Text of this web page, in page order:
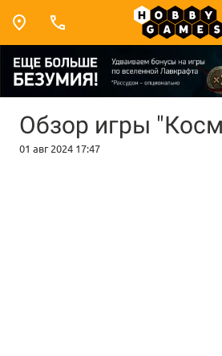
Обзор игры
01 авг 2024 17:47